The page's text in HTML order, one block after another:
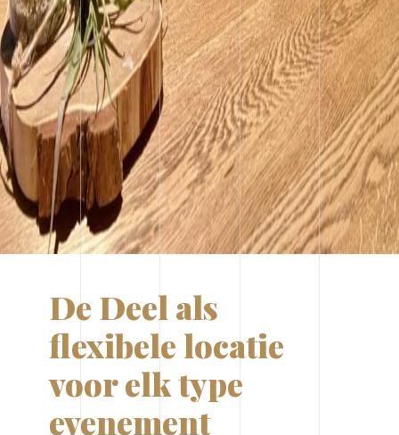
De Deel als
flexibele locatie
voor elk type
evenement